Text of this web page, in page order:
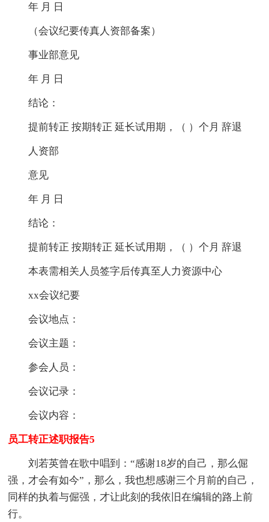
年 月 日
（会议纪要传真人资部备案）
事业部意见
年 月 日
结论：
提前转正 按期转正 延长试用期，（ ）个月 辞退
人资部
意见
年 月 日
结论：
提前转正 按期转正 延长试用期，（ ）个月 辞退
本表需相关人员签字后传真至人力资源中心
xx会议纪要
会议地点：
会议主题：
参会人员：
会议记录：
会议内容：
员工转正述职报告5
刘若英曾在歌中唱到：“感谢18岁的自己，那么倔
强，才会有如今”，那么，我也想感谢三个月前的自己，
同样的执着与倔强，才让此刻的我依旧在编辑的路上前
行。